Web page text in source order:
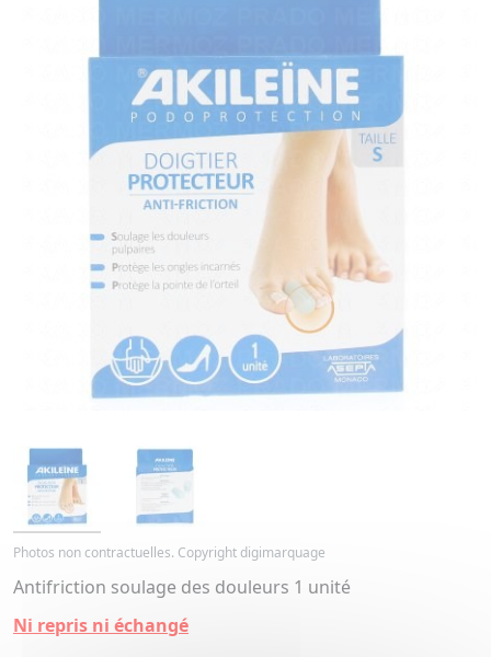
Photos non contractuelles. Copyright digimarquage
Antifriction soulage des douleurs 1 unité
Ni repris ni échangé